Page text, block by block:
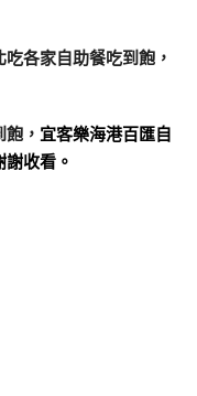
各家自助餐吃到飽，
， 宜客樂海港百匯自
收看。